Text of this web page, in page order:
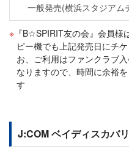
一般発売(横浜スタジアム
『B☆SPIRIT友の会』会員様
ピー機でも上記発売日にチ
お、ご利用はファンクラブ
なりますので、時間に余裕
す
J:COM ベイディスカバ